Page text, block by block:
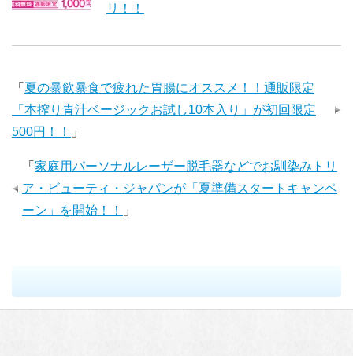
リ！！
「 夏の暴飲暴食で疲れた胃腸にオススメ！！通販限定
「本搾り青汁ベージックお試し10本入り」が初回限定
500円！！
」
「 家庭用パーソナルレーザー脱毛器などでお馴染みトリ
ア・ビューティ・ジャパンが「夏準備スタートキャンペ
ーン」を開始！！
」